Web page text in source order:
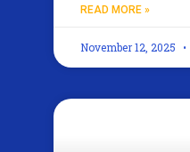
READ MORE »
November 12, 2025